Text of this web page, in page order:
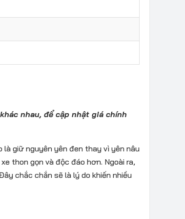
nhau, để cập nhật giá chính
là giữ nguyên yên đen thay vì yên nâu
thon gọn và độc đáo hơn. Ngoài ra,
chắc chắn sẽ là lý do khiến nhiều